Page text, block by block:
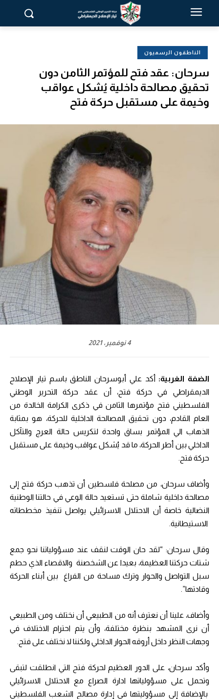
الناطقون الرسميون
سرحان: عقد فتح للمؤتمر الثامن دون
تحقيق مصالحة داخلية يُشكل عواقب
وخيمة على مستقبل حركة فتح
4 نوفمبر، 2021
الضفة الغربية: أكد علي أبوسرحان الناطق باسم تيار الإصلاح
الديمقراطي في حركة فتح، أن عقد حركة التحرير الوطني
الفلسطيني فتح مؤتمرها الثامن في ذكرى الكرامة الخالدة من
العام القادم، دون تحقيق المصالحة الداخلية للحركة، هو بمثابة
الذهاب الي المؤتمر بساق واحدة لتكريس حالة العرج والتآكل
الداخلي بين أطر الحركة، ما قد يُشكل عواقب وخيمة على مستقبل
حركة فتح.
وأضاف سرحان، من مصلحة فلسطين أن تذهب حركة فتح إلى
مصالحة داخلية شاملة حتى تستعيد حالة الوعي في حالتنا الوطنية
النضالية خاصة أن الاحتلال الاسرائيلي يواصل تنفيذ مخططاته
الاستيطانية.
وقال سرحان: “لقد حان الوقت لنقف عند مسؤولياتنا نحو جمع
شتات حركتنا العظيمة، بعيدا عن الشخصنة والاقصاء الذي حطم
سبل التواصل والحوار وترك مساحة من الفراغ بين أبناء الحركة
وقادتها”.
وأضاف، علينا أن نعترف أنه من الطبيعي أن نختلف ومن الطبيعي
أن نرى المشهد بنظرة مختلفة، وأن يتم احترام الاختلاف في
وجهات النظر داخل أروقه الحوار الداخلي ولكننا لا نختلف على فتح.
وأكد سرحان، على الدور العظيم لحركة فتح التي انطلقت لتبقى
وتحمل على مسؤولياتها ادارة الصراع مع الاحتلال الاسرائيلي
بالإضافة إلى مسؤوليتها في إدارة مصالح الشعب الفلسطيني